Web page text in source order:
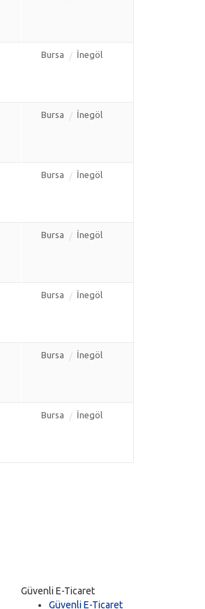
Bursa İnegöl
Bursa İnegöl
Bursa İnegöl
Bursa İnegöl
Bursa İnegöl
Bursa İnegöl
Bursa İnegöl
Güvenli E-Ticaret
Güvenli E-Ticaret